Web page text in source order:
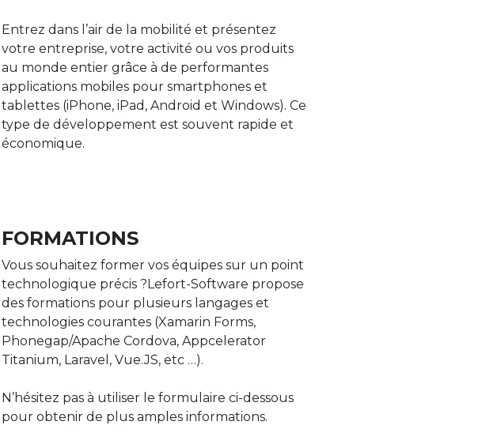
Entrez dans l’air de la mobilité et présentez
votre entreprise, votre activité ou vos produits
au monde entier grâce à de performantes
applications mobiles pour smartphones et
tablettes (iPhone, iPad, Android et Windows). Ce
type de développement est souvent rapide et
économique.
FORMATIONS
Vous souhaitez former vos équipes sur un point
technologique précis ?Lefort-Software propose
des formations pour plusieurs langages et
technologies courantes (Xamarin Forms,
Phonegap/Apache Cordova, Appcelerator
Titanium, Laravel, Vue.JS, etc …).
N’hésitez pas à utiliser le formulaire ci-dessous
pour obtenir de plus amples informations.